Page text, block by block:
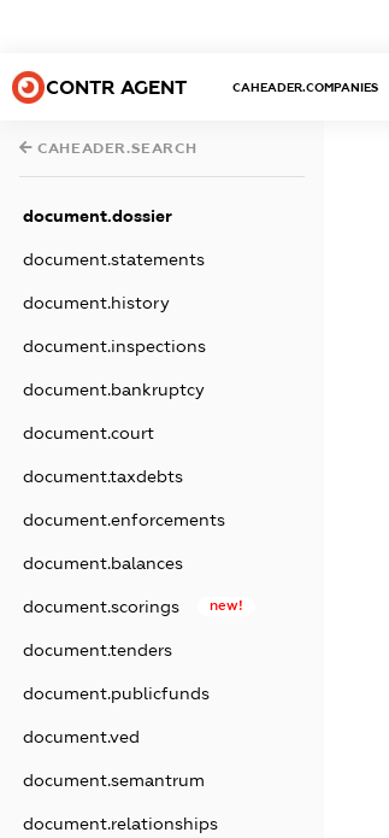
CONTR AGENT CAHEADER.COMPANIES
CAHEADER.SEARCH
document.dossier
document.statements
document.history
document.inspections
document.bankruptcy
document.court
document.taxdebts
document.enforcements
document.balances
document.scorings new!
document.tenders
document.publicfunds
document.ved
document.semantrum
document.relationships